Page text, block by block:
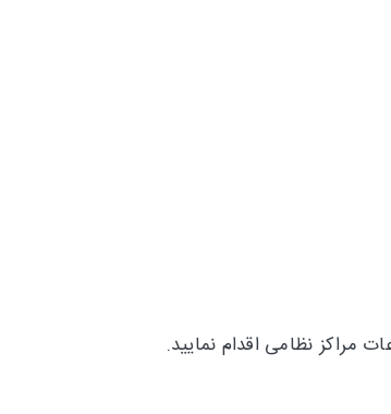
مراکز نظامی اقدام نمایید.